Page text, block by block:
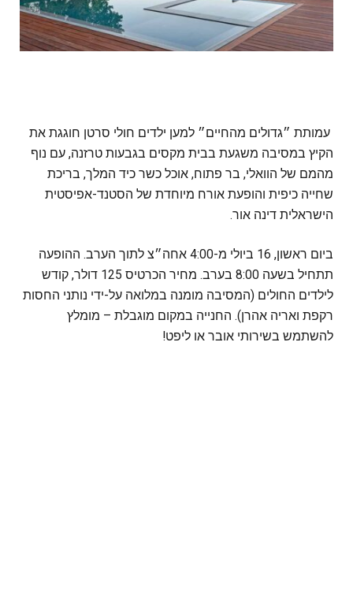
עמותת ״גדולים מהחיים״ למען ילדים חולי סרטן חוגגת את
הקיץ במסיבה משגעת בבית מקסים בגבעות טרזנה, עם נוף
מהמם של הוואלי, בר פתוח, אוכל כשר כיד המלך, בריכת
שחייה כיפית והופעת אורח מיוחדת של הסטנד-אפיסטית
הישראלית דינה אור.
ביום ראשון, 16 ביולי מ-4:00 אחה״צ לתוך הערב. ההופעה
תתחיל בשעה 8:00 בערב. מחיר הכרטיס 125 דולר, קודש
לילדים החולים (המסיבה מומנה במלואה על-ידי נותני החסות
רקפת ואריה אהרן). החנייה במקום מוגבלת – מומלץ
להשתמש בשירותי אובר או ליפט!